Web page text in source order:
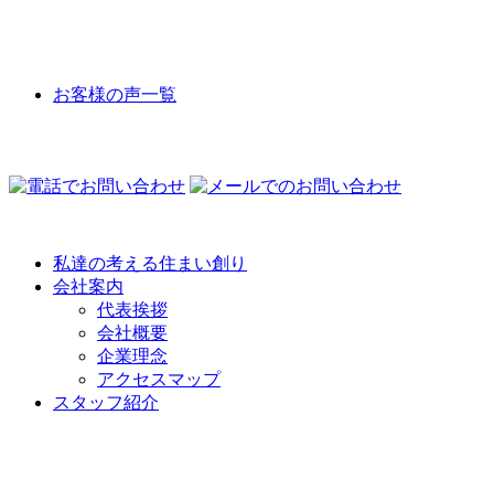
お客様の声一覧
私達の考える住まい創り
会社案内
代表挨拶
会社概要
企業理念
アクセスマップ
スタッフ紹介